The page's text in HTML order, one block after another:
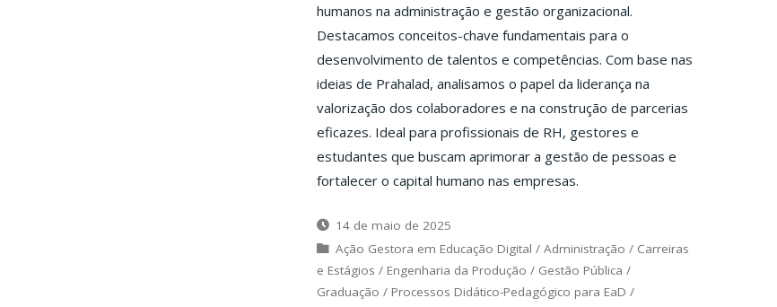
humanos na administração e gestão organizacional.
Destacamos conceitos-chave fundamentais para o
desenvolvimento de talentos e competências. Com base nas
ideias de Prahalad, analisamos o papel da liderança na
valorização dos colaboradores e na construção de parcerias
eficazes. Ideal para profissionais de RH, gestores e
estudantes que buscam aprimorar a gestão de pessoas e
fortalecer o capital humano nas empresas.
14 de maio de 2025
Ação Gestora em Educação Digital /Administração / Carreiras
e Estágios / Engenharia da Produção / Gestão Pública /
Graduação / Processos Didático-Pedagógico para EaD /